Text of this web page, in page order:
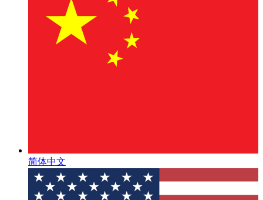
简体中文